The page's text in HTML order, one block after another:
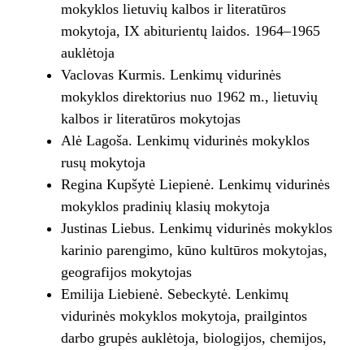
mokyklos lietuvių kalbos ir literatūros
mokytoja, IX abiturientų laidos. 1964–1965
auklėtoja
Vaclovas Kurmis. Lenkimų vidurinės
mokyklos direktorius nuo 1962 m., lietuvių
kalbos ir literatūros mokytojas
Alė Lagoša. Lenkimų vidurinės mokyklos
rusų mokytoja
Regina Kupšytė Liepienė. Lenkimų vidurinės
mokyklos pradinių klasių mokytoja
Justinas Liebus. Lenkimų vidurinės mokyklos
karinio parengimo, kūno kultūros mokytojas,
geografijos mokytojas
Emilija Liebienė. Sebeckytė. Lenkimų
vidurinės mokyklos mokytoja, prailgintos
darbo grupės auklėtoja, biologijos, chemijos,